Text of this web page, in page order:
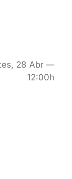
28 Abr —
12:00h